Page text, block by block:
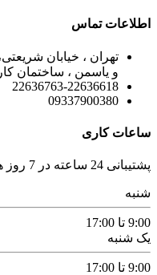
اطلاعات تماس
تهران ، خیابان
و یاسمن ، ساختمان
22636763-22636618
09337900380
ساعات کاری
پشتیبانی 24 ساعته در 7 روز هفته
شنبه
9:00 تا 17:00
یک شنبه
9:00 تا 17:00